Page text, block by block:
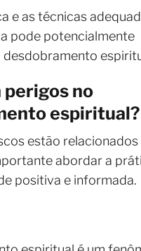
e as técnicas
pode potencialmente
no
espiritual?
estão
abordar a
positiva e informada.